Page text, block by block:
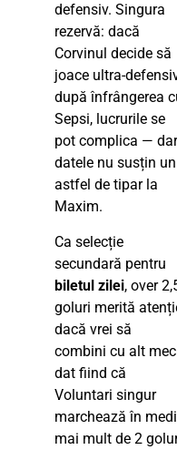
defensiv. Singura
rezervă: dacă
Corvinul decide să
joace ultra-
după înfrângerea
Sepsi, lucrurile se
pot complica — dar
datele nu susțin un
astfel de tipar la
Maxim.
Ca selecție
secundară pentru
biletul zilei, over
goluri merită
dacă vrei să
combini cu alt
dat fiind că
Voluntari singur
marchează în
mai mult de 2